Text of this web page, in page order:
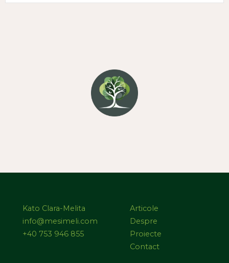
Kato Clara-Melita
info@mesimeli.com
+40 753 946 855
Articole
Despre
Proiecte
Contact